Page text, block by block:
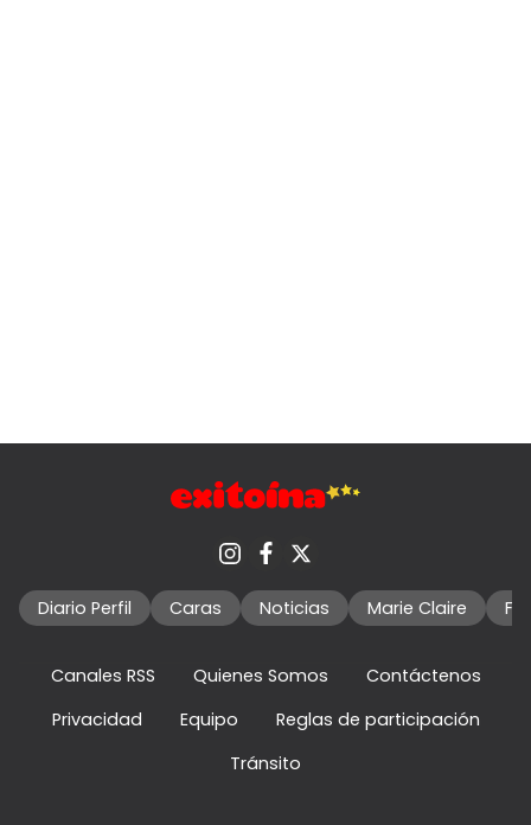
Diario Perfil Caras Noticias Marie Claire
Canales RSS Quienes Somos
Contáctenos
Privacidad
Equipo
Reglas de participación
Tránsito